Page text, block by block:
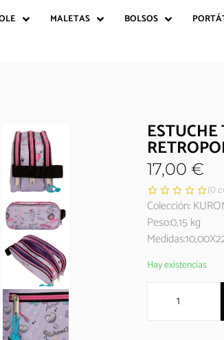
MALETAS BOLSOS
17,00 €
(0
Colección:
Peso:0,15 kg
Hay existencias